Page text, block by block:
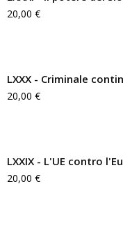
20,00 €
LXXX - Criminale
20,00 €
LXXIX - L'UE contro
20,00 €